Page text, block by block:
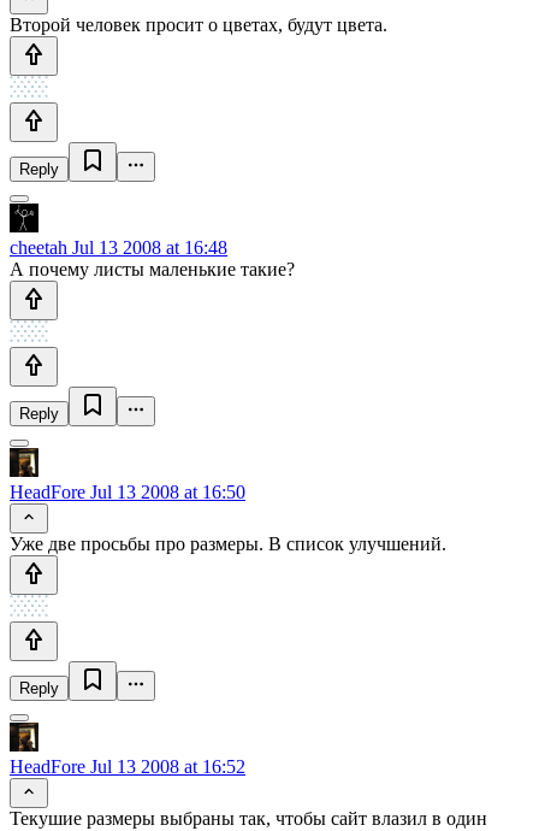
Второй человек просит о цветах, будут цвета.
Reply
cheetah Jul 13 2008 at 16:48
А почему листы маленькие такие?
Reply
HeadFore Jul 13 2008 at 16:50
Уже две просьбы про размеры. В список улучшений.
Reply
HeadFore Jul 13 2008 at 16:52
Текушие размеры выбраны так, чтобы сайт влазил в один